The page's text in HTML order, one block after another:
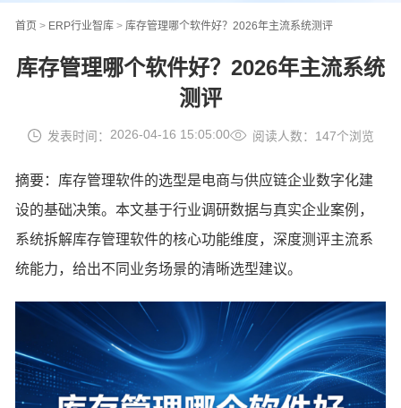
首页 > ERP行业智库 > 库存管理哪个软件好？2026年主流系统测评
库存管理哪个软件好？2026年主流系统
测评
发表时间：2026-04-16 15:05:00 阅读人数：147个浏览
摘要：库存管理软件的选型是电商与供应链企业数字化建
设的基础决策。本文基于行业调研数据与真实企业案例，
系统拆解库存管理软件的核心功能维度，深度测评主流系
统能力，给出不同业务场景的清晰选型建议。